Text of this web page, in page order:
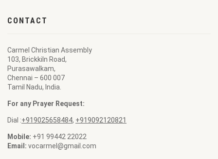
CONTACT
Carmel Christian Assembly
103, Brickkiln Road,
Purasawalkam,
Chennai – 600 007
Tamil Nadu, India.
For any Prayer Request:
Dial :+919025658484, +919092120821
Mobile: +91 99442 22022
Email: vocarmel@gmail.com